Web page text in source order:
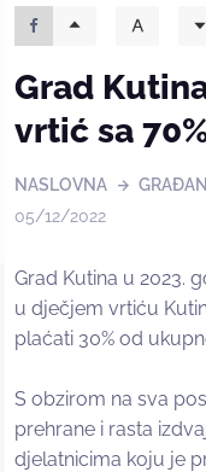
Grad
vrtić sa
NASLOVNA GRAĐANI
05/12/2022
Grad Kutina u 2023.
u dječjem vrtiću
plaćati 30% od
S obzirom na sva
prehrane i rasta
djelatnicima koju je